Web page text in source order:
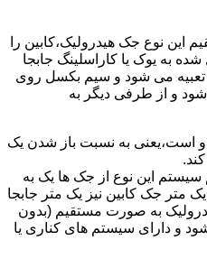
این نوع جک هیدرولیک،کابین را
به یوک یا کاراسلینگ جابجا
می شود و سیم بکسل روی
و از طرفی دیگر به
است،یعنی به نسبت باز شدن یک
این نوع از جک ها یک به
متر جک کابین نیز یک متر جابجا
به صورت مستقیم (بدون
و دارای سیستم های کناری یا